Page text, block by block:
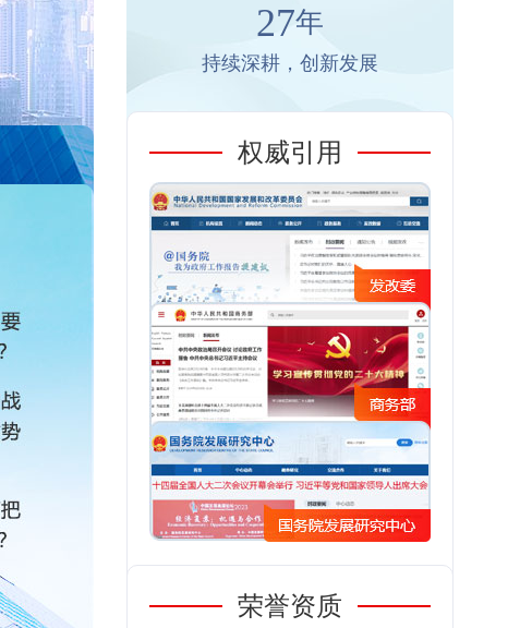
27年
持续深耕，创新发展
权威引用
荣誉资质